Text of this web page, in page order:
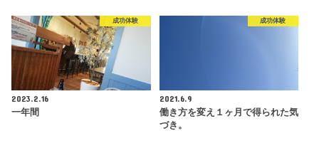
成功体験
2023.2.16
一年間
成功体験
2021.6.9
働き方を変え１ヶ月で得られた気
づき。